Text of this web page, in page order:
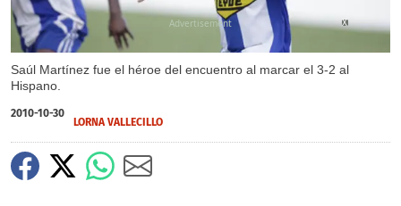
Saúl Martínez fue el héroe del encuentro al marcar el 3-2 al
Hispano.
X
2010-10-30
LORNA VALLECILLO